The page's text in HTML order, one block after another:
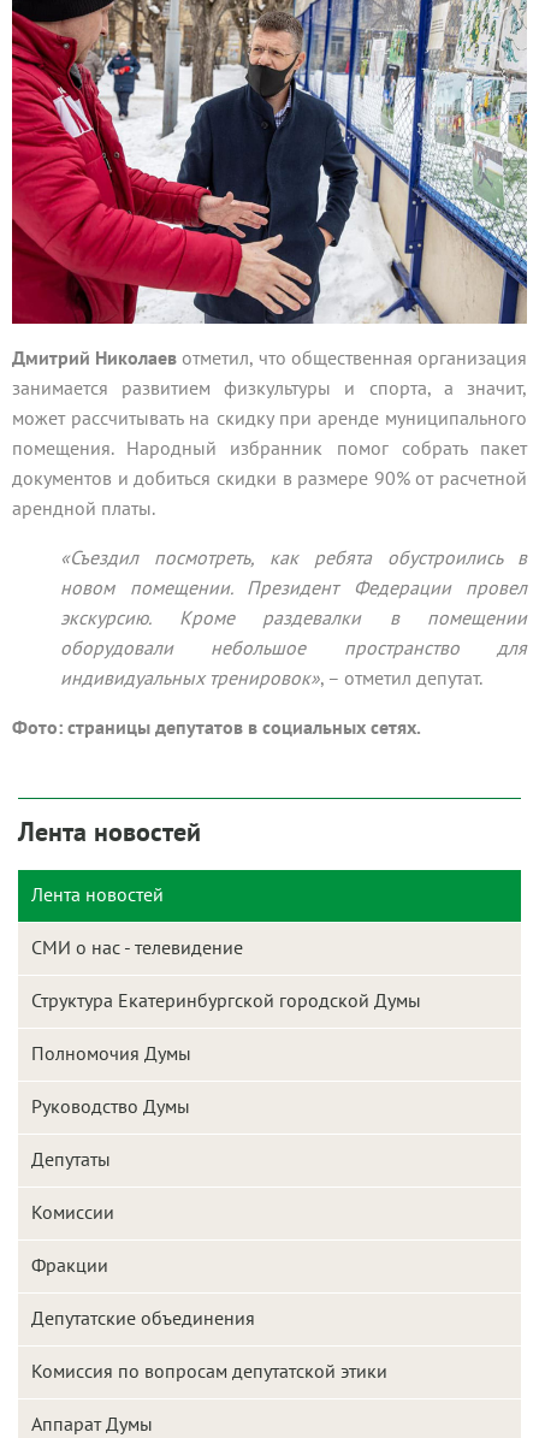
Дмитрий Николаев отметил, что общественная организация
занимается развитием физкультуры и спорта, а значит,
может рассчитывать на скидку при аренде муниципального
помещения. Народный избранник помог собрать пакет
документов и добиться скидки в размере 90% от расчетной
арендной платы.
«Съездил посмотреть, как ребята обустроились в
новом помещении. Президент Федерации провел
экскурсию. Кроме раздевалки в помещении
оборудовали небольшое пространство для
индивидуальных тренировок», – отметил депутат.
Фото: страницы депутатов в социальных сетях.
Лента новостей
Лента новостей
СМИ о нас - телевидение
Структура Екатеринбургской городской Думы
Полномочия Думы
Руководство Думы
Депутаты
Комиссии
Фракции
Депутатские объединения
Комиссия по вопросам депутатской этики
Аппарат Думы